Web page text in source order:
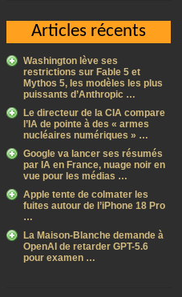
Articles récents
Washington lève ses
restrictions sur Fable 5 et
Mythos 5, les modèles les plus
puissants d’Anthropic …
Le directeur de la CIA compare
l’IA de pointe à des « armes
nucléaires numériques » …
Google va lancer ses résumés
par IA en France, nuage noir en
vue pour les médias …
Apple tente de colmater les
fuites autour de l’iPhone 18 Pro
…
La Maison-Blanche demande à
OpenAI de retarder GPT-5.6
pour examen …